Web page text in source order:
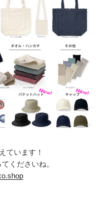
ています！
くださいね。